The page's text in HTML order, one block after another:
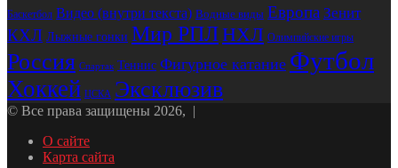
Баскетбол Видео (внутри текста) Водные виды Европа Зенит
КХЛ Лыжные гонки Мир РПЛНХЛ Олимпийские игры
Россия Спартак Теннис Фигурное катание Футбол
Хоккей ЦСКА Эксклюзив
© Все права защищены 2026, |
О сайте
Карта сайта